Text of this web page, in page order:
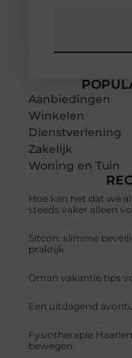
Aanbiedingen
Winkelen
Dienstverlening
Zakelijk
Woning en Tuin
Hoe kan het dat we
steeds vaker alleen
Sitcon: slimme
praktijk
Oman vakantie tips
Een uitdagend
Fysiotherapie
bewegen